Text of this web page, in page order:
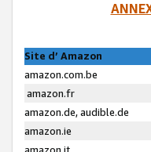
Site d’ Amazon
amazon.com.be
amazon.fr
amazon.de, audible.de
amazon.ie
amazon.it